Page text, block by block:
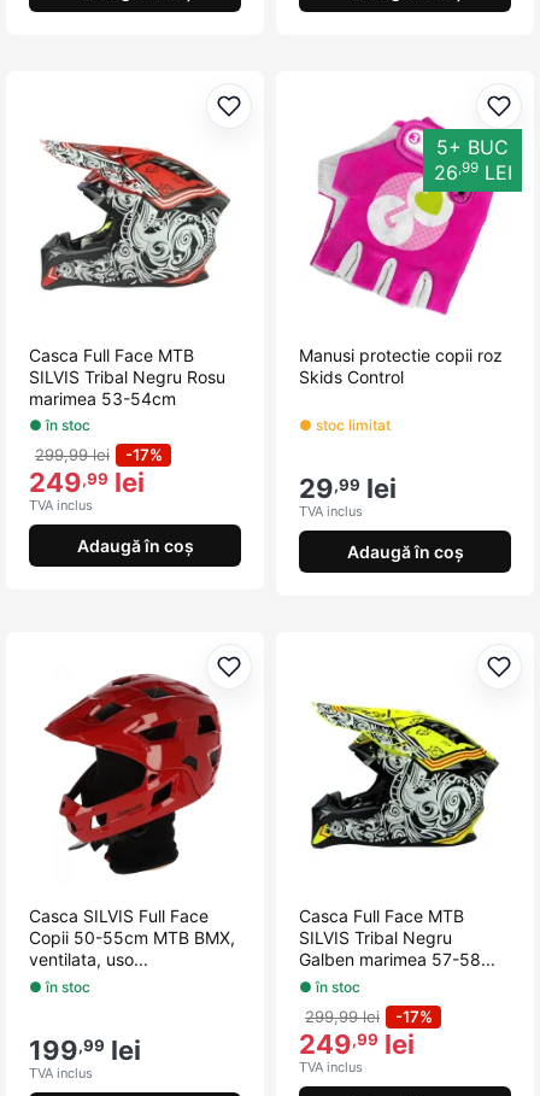
Adaugă la favorite
Casca Full Face MTB
SILVIS Tribal Negru Rosu
marimea 53-54cm
● în stoc
299,99 lei -17%
249,99 lei
TVA inclus
Adaugă în coș
5+ BUC
26,99LEI
Manusi protectie copii roz
Skids Control
● stoc limitat
29,99 lei
TVA inclus
Adaugă în coș
Adaugă la favorite
Casca SILVIS Full Face
Copii 50-55cm MTB BMX,
ventilata, uso...
● în stoc
199,99 lei
TVA inclus
Casca Full Face MTB
SILVIS Tribal Negru
Galben marimea 57-58...
● în stoc
299,99 lei -17%
249,99 lei
TVA inclus